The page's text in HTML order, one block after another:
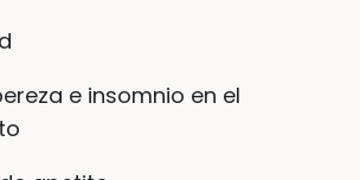
e insomnio en el